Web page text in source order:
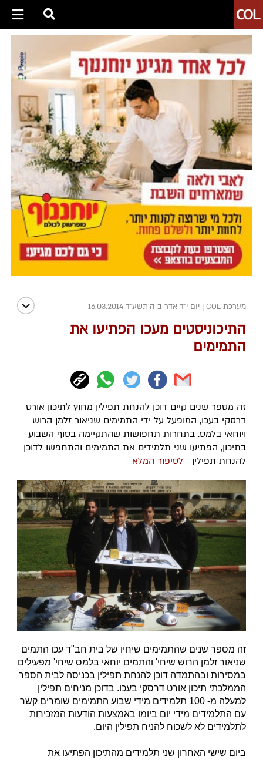
מערכת COL | יום י"ד אדר ב ה׳תשע״ד 16.03.2014
התיכוניסטים מעכו הפתיעו את
התמימים
זה מספר שנים קיים דוכן להנחת תפילין מחוץ לתיכון אורט
דרסקי בעכו, המופעל על ידי התמימים שניאור זלמן הרוש
ויוחאי בלמס. בתחרות תחפושות שהתקיימה בסוף השבוע
בתיכון, הפתיעו שני תלמידים את התמימים והתחפשו לדוכן
להנחת תפילין לסיפור המלא
זה מספר שנים שהתמימים שיחיו של בית חב"ד עכו התמים
שניאור זלמן הרוש שיחי' והתמים יוחאי בלמס שיחי' מפעילים
במסירות ובהתמדה דוכן להנחת תפילין בכניסה לבית הספר
הממלכתי תיכון אורט דרסקי בעכו. בדוכן מניחים תפילין
למעלה מ- 100 תלמידים מידי שבוע התמימים שומרים קשר
עם התלמידים מידי יום ביומו באמצעות הודעות המזכירות
לתלמידים לא לשכוח להניח תפילין היום.
ביום שישי האחרון שני תלמידים מהתיכון הפתיעו את